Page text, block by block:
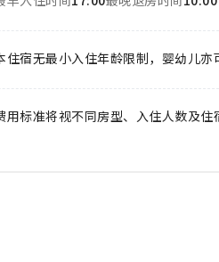
住宿无最小入住年龄限制，婴幼儿亦
用标准将视不同房型、入住人数及住